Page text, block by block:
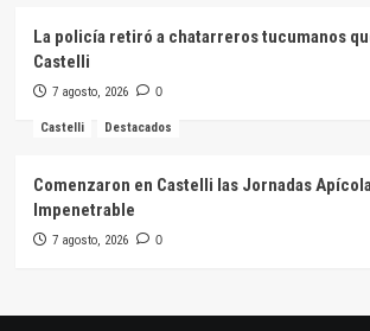
La policía retiró a chatarreros tucumanos
Castelli
7 agosto, 2026 0
Castelli Destacados
Comenzaron en Castelli las Jornadas
Impenetrable
7 agosto, 2026 0